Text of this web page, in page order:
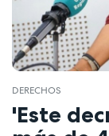
DERECHOS
'Este